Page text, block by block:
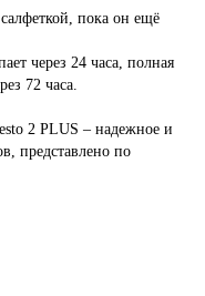
пока он ещё
через 24 часа, полная
72 часа.
2 PLUS – надежное и
представлено по